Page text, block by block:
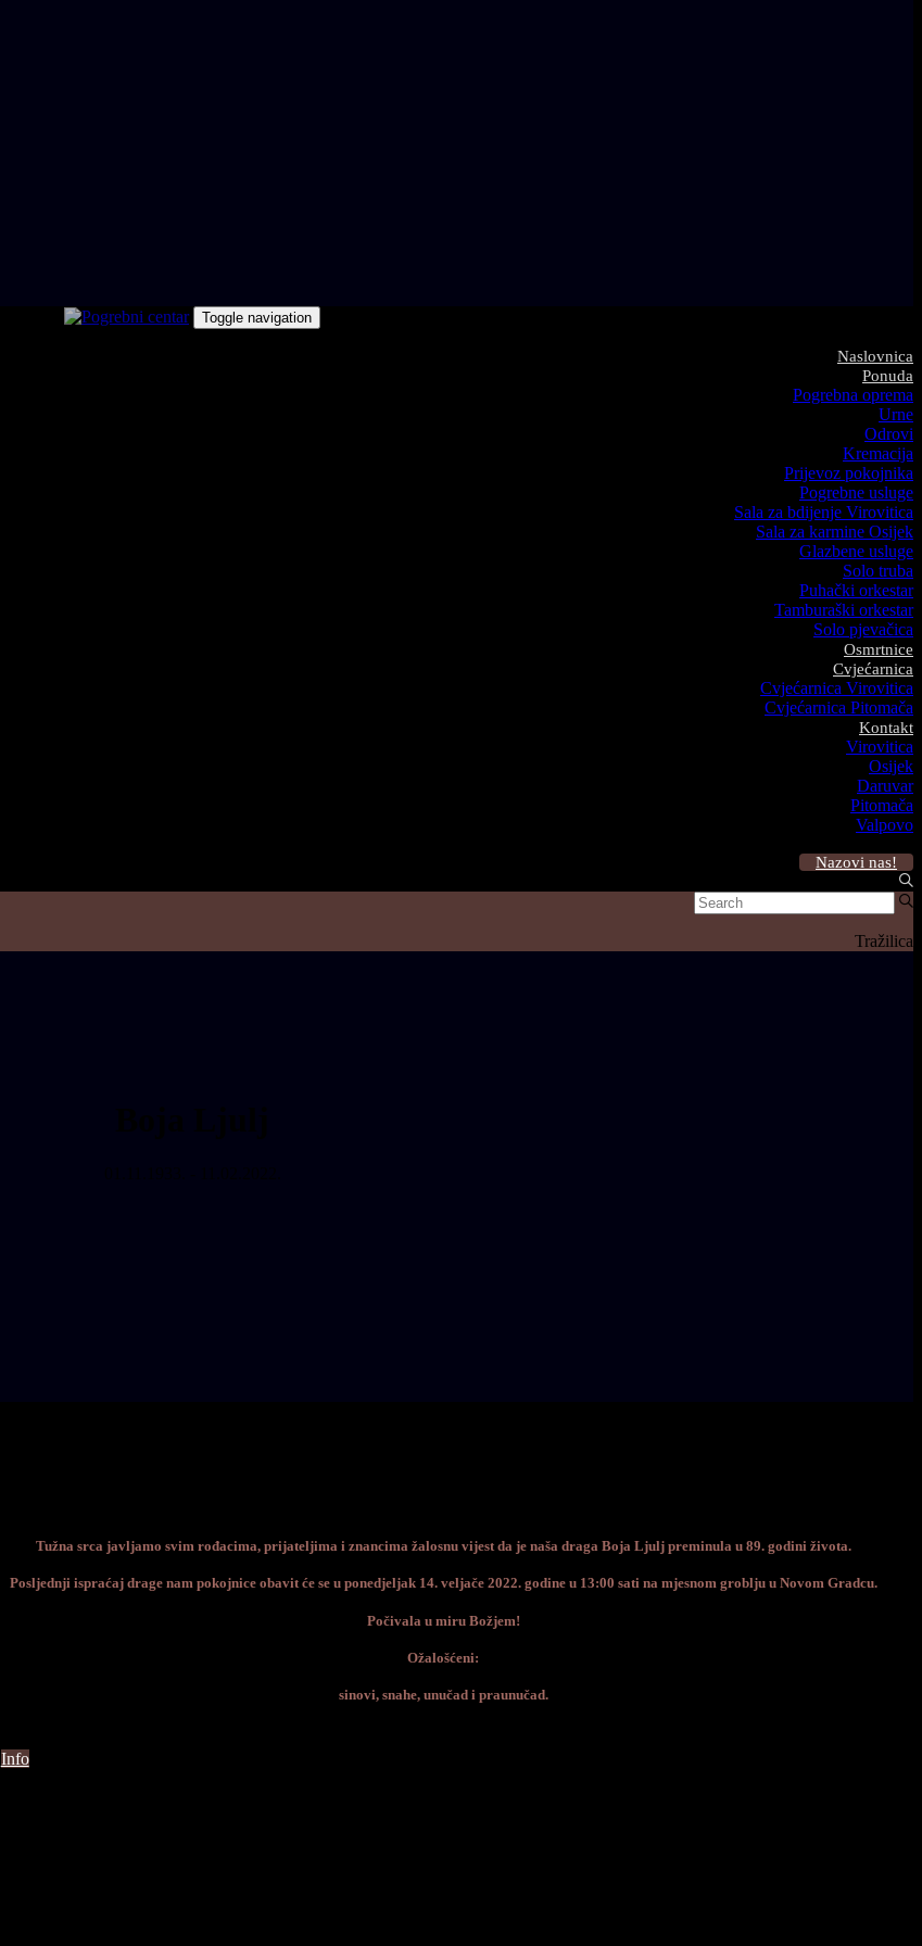
Toggle navigation
Naslovnica
Ponuda
Pogrebna oprema
Urne
Odrovi
Kremacija
Prijevoz pokojnika
Pogrebne usluge
Sala za bdijenje Virovitica
Sala za karmine Osijek
Glazbene usluge
Solo truba
Puhački orkestar
Tamburaški orkestar
Solo pjevačica
Osmrtnice
Cvjećarnica
Cvjećarnica Virovitica
Cvjećarnica Pitomača
Kontakt
Virovitica
Osijek
Daruvar
Pitomača
Valpovo
Nazovi nas!
Tražilica
Tužna srca javljamo svim rođacima, prijateljima i znancima žalosnu vijest da je naša draga Boja Ljulj preminula u 89. godini života.
Posljednji ispraćaj drage nam pokojnice obavit će se u ponedjeljak 14. veljače 2022. godine u 13:00 sati na mjesnom groblju u Novom Gradcu.
Počivala u miru Božjem!
Ožalošćeni:
sinovi, snahe, unučad i praunučad.
Info